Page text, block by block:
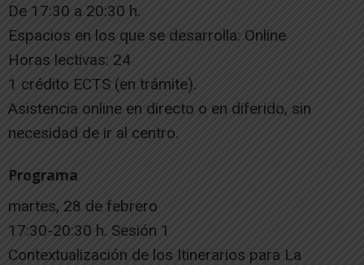
De 17:30 a 20:30 h.
Espacios en los que se desarrolla: Online
Horas lectivas: 24
1 crédito ECTS (en trámite).
Asistencia online en directo o en diferido, sin
necesidad de ir al centro.
Programa
martes, 28 de febrero
17:30-20:30 h. Sesión 1
Contextualización de los Itinerarios para La